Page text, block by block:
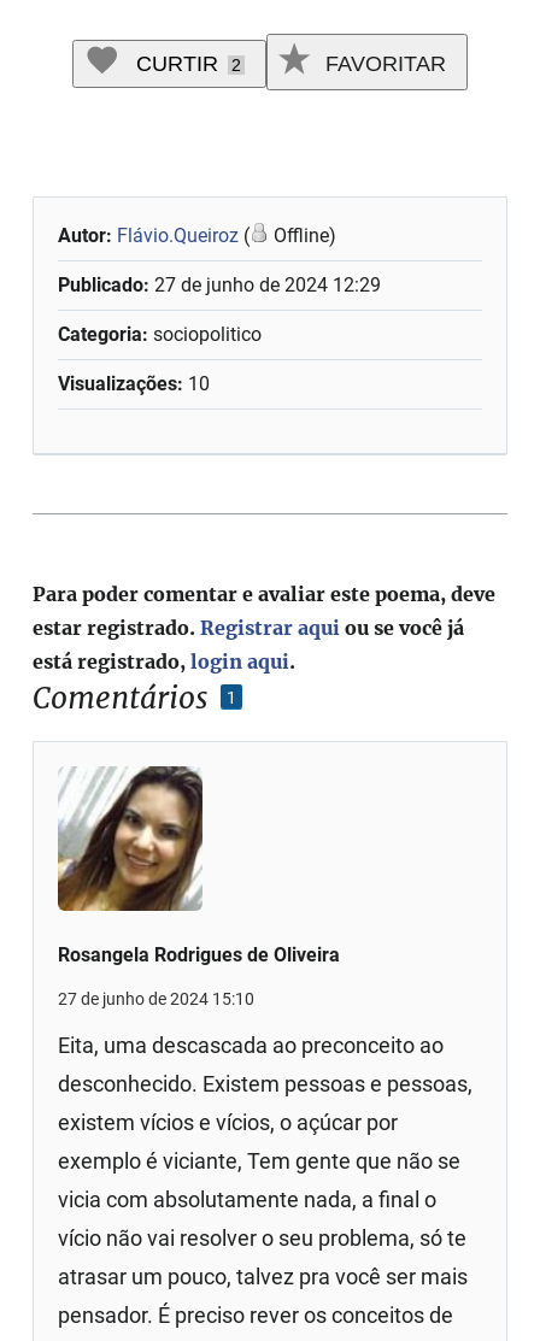
CURTIR 2 FAVORITAR
Autor: Flávio.Queiroz ( Offline)
Publicado:27 de junho de 2024 12:29
Categoria: sociopolitico
Visualizações: 10
Comentários 1
Rosangela Rodrigues de Oliveira
27 de junho de 2024 15:10
Eita, uma descascada ao preconceito ao
desconhecido. Existem pessoas e pessoas,
existem vícios e vícios, o açúcar por
exemplo é viciante, Tem gente que não se
vicia com absolutamente nada, a final o
vício não vai resolver o seu problema, só te
atrasar um pouco, talvez pra você ser mais
pensador. É preciso rever os conceitos de
Para poder comentar e avaliar este poema, deve
estar registrado.Registrar aqui ou se você já
está registrado,login aqui.